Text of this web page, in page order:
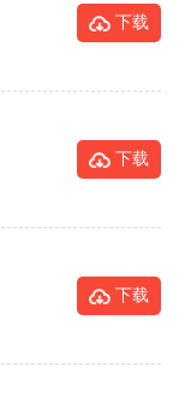
下载
下载
下载